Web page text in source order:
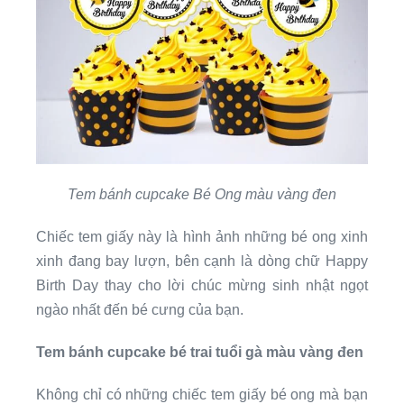
Tem bánh cupcake Bé Ong màu vàng đen
Chiếc tem giấy này là hình ảnh những bé ong xinh
xinh đang bay lượn, bên cạnh là dòng chữ Happy
Birth Day thay cho lời chúc mừng sinh nhật ngọt
ngào nhất đến bé cưng của bạn.
Tem bánh cupcake bé trai tuổi gà màu vàng đen
Không chỉ có những chiếc tem giấy bé ong mà bạn